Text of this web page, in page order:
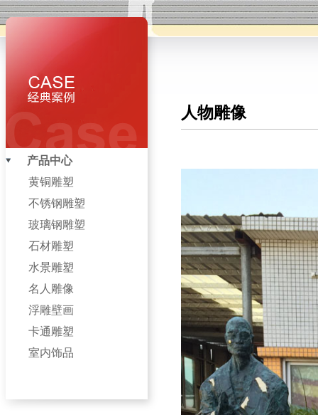
产品中心
黄铜雕塑
不锈钢雕塑
玻璃钢雕塑
石材雕塑
水景雕塑
名人雕像
浮雕壁画
卡通雕塑
室内饰品
人物雕像